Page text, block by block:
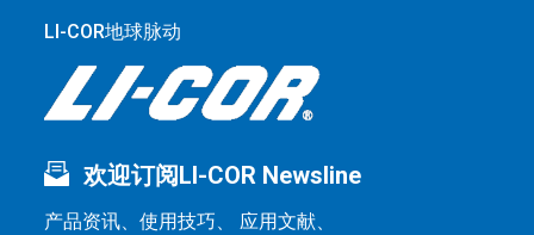
欢迎订阅LI-COR Newsline
产品资讯、使用技巧、 应用文献、
LI-COR地球脉动